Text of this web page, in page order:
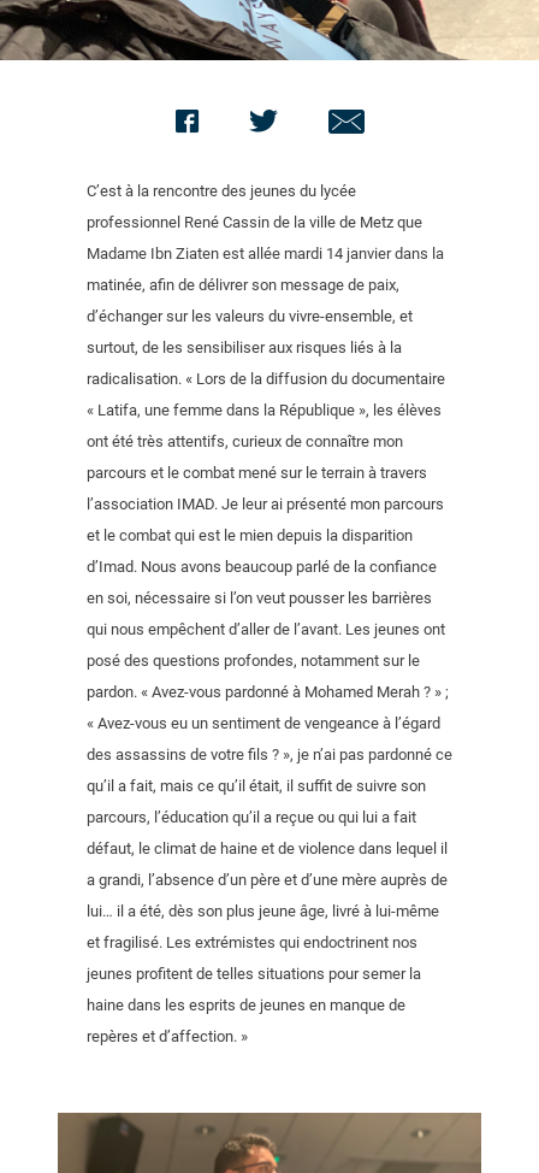
C’est à la rencontre des jeunes du lycée
professionnel René Cassin de la ville de Metz que
Madame Ibn Ziaten est allée mardi 14 janvier dans la
matinée, afin de délivrer son message de paix,
d’échanger sur les valeurs du vivre-ensemble, et
surtout, de les sensibiliser aux risques liés à la
radicalisation. « Lors de la diffusion du documentaire
« Latifa, une femme dans la République », les élèves
ont été très attentifs, curieux de connaître mon
parcours et le combat mené sur le terrain à travers
l’association IMAD. Je leur ai présenté mon parcours
et le combat qui est le mien depuis la disparition
d’Imad. Nous avons beaucoup parlé de la confiance
en soi, nécessaire si l’on veut pousser les barrières
qui nous empêchent d’aller de l’avant. Les jeunes ont
posé des questions profondes, notamment sur le
pardon. « Avez-vous pardonné à Mohamed Merah ? » ;
« Avez-vous eu un sentiment de vengeance à l’égard
des assassins de votre fils ? », je n’ai pas pardonné ce
qu’il a fait, mais ce qu’il était, il suffit de suivre son
parcours, l’éducation qu’il a reçue ou qui lui a fait
défaut, le climat de haine et de violence dans lequel il
a grandi, l’absence d’un père et d’une mère auprès de
lui… il a été, dès son plus jeune âge, livré à lui-même
et fragilisé. Les extrémistes qui endoctrinent nos
jeunes profitent de telles situations pour semer la
haine dans les esprits de jeunes en manque de
repères et d’affection. »